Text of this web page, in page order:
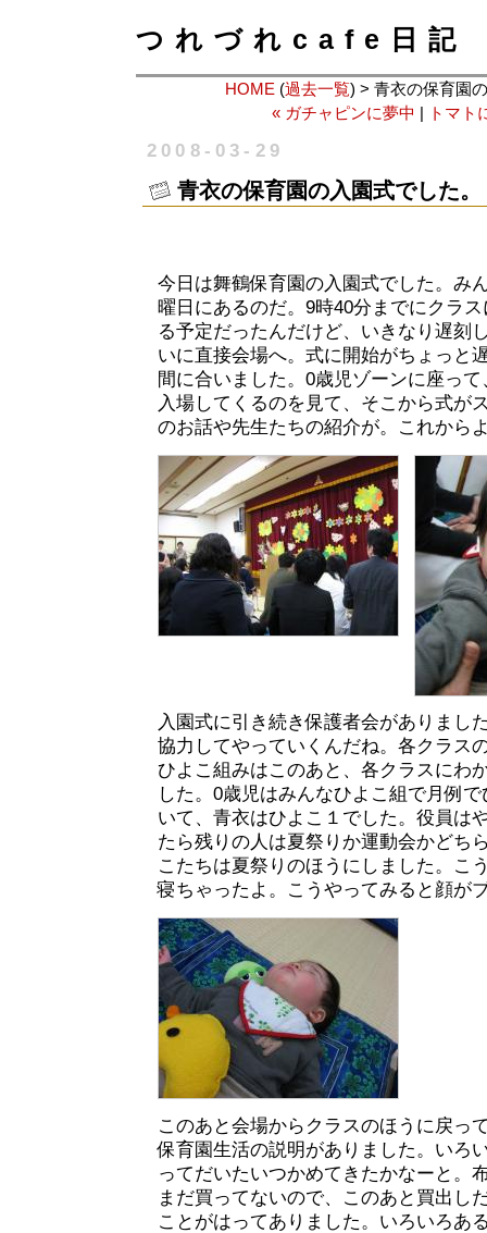
つれづれcafe日記
HOME (過去一覧) > 青衣の保育園
« ガチャピンに夢中
トマト
2008-03-29
青衣の保育園の入園式でした。
今日は舞鶴保育園の入園式でした。み
曜日にあるのだ。9時40分までにクラ
る予定だったんだけど、いきなり遅刻
いに直接会場へ。式に開始がちょっと
間に合いました。0歳児ゾーンに座っ
入場してくるのを見て、そこから式が
のお話や先生たちの紹介が。これから
入園式に引き続き保護者会がありまし
協力してやっていくんだね。各クラス
ひよこ組みはこのあと、各クラスにわ
した。0歳児はみんなひよこ組で月例
いて、青衣はひよこ１でした。役員は
たら残りの人は夏祭りか運動会かどち
こたちは夏祭りのほうにしました。こ
寝ちゃったよ。こうやってみると顔が
このあと会場からクラスのほうに戻っ
保育園生活の説明がありました。いろ
ってだいたいつかめてきたかなーと。
まだ買ってないので、このあと買出し
ことがはってありました。いろいろあ